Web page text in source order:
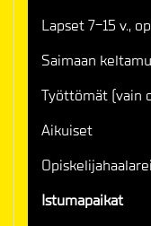
Lapset 7-15 v.,
Saimaan
Työttömät (vain
Aikuiset
Istumapaikat